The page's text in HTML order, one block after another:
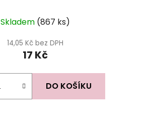
Skladem (867 ks)
14,05 Kč bez DPH
17 Kč
DO KOŠÍKU